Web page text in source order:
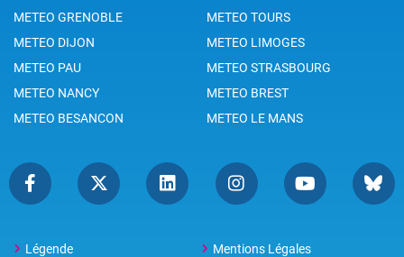
METEO GRENOBLE
METEO TOURS
METEO DIJON
METEO LIMOGES
METEO PAU
METEO STRASBOURG
METEO NANCY
METEO BREST
METEO BESANCON
METEO LE MANS
Légende
Mentions Légales